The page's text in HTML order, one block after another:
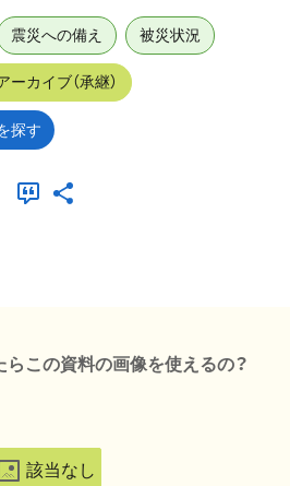
震災への備え 被災状況
カイブ（承継）
探す
らこの資料の画像を使えるの？
該当なし